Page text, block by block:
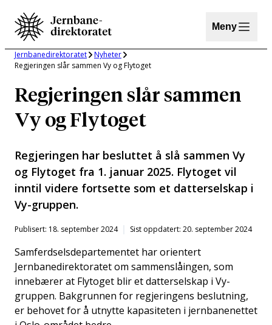
Hopp
innhold
Meny
Jernbanedirektoratet
Nyheter
Regjeringen slår sammen Vy og Flytoget
Regjeringen slår sammen
Vy og Flytoget
Regjeringen har besluttet å slå sammen Vy
og Flytoget fra 1. januar 2025. Flytoget vil
inntil videre fortsette som et datterselskap i
Vy-gruppen.
Publisert: 18. september 2024 Sist oppdatert: 20. september 2024
Samferdselsdepartementet har orientert
Jernbanedirektoratet om sammenslåingen, som
innebærer at Flytoget blir et datterselskap i Vy-
gruppen. Bakgrunnen for regjeringens beslutning,
er behovet for å utnytte kapasiteten i jernbanenettet